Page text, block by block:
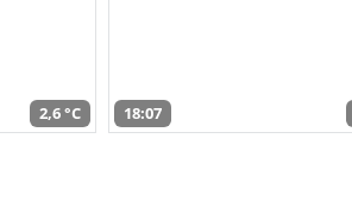
2,6 °C 18:07